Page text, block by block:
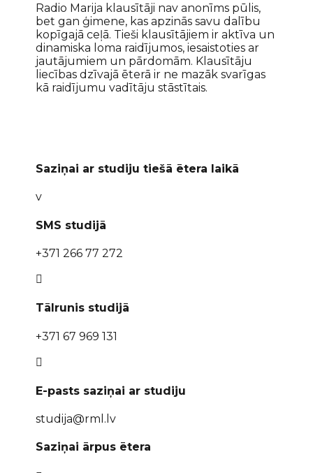
Radio Marija klausītāji nav anonīms pūlis,
bet gan ģimene, kas apzinās savu dalību
kopīgajā ceļā. Tieši klausītājiem ir aktīva un
dinamiska loma raidījumos, iesaistoties ar
jautājumiem un pārdomām. Klausītāju
liecības dzīvajā ēterā ir ne mazāk svarīgas
kā raidījumu vadītāju stāstītais.
Saziņai ar studiju tiešā ētera laikā
v
SMS studijā
+371 266 77 272

Tālrunis studijā
+371 67 969 131

E-pasts saziņai ar studiju
studija@rml.lv
Saziņai ārpus ētera